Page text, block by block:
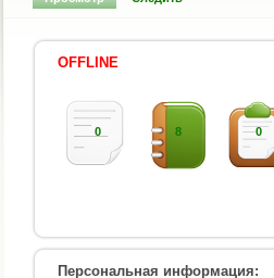
OFFLINE
0 8 0
Персональная информация: